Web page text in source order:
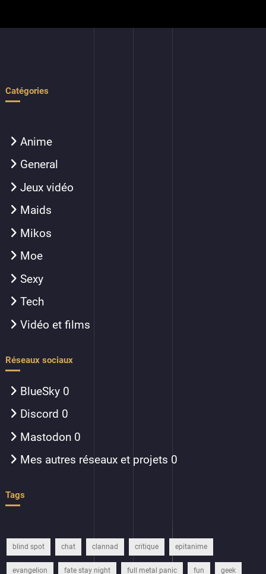
Catégories
Anime
General
Jeux vidéo
Maids
Mikos
Moe
Sexy
Tech
Vidéo et films
Réseaux sociaux
BlueSky 0
Discord 0
Mastodon 0
Mes autres réseaux et projets 0
Tags
blind spot chat clannad critique epitanime
evangelion fate stay night full metal panic fun geek